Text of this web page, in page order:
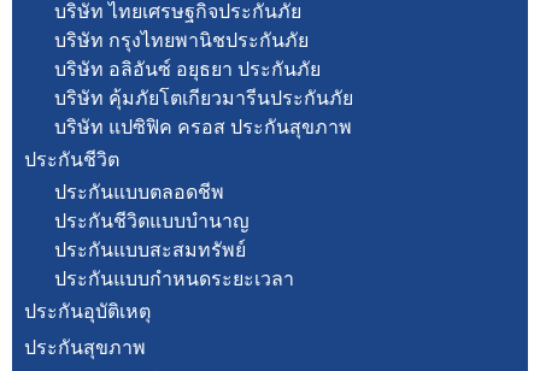
บริษัท ไทยเศรษฐกิจประกันภัย
บริษัท กรุงไทยพานิชประกันภัย
บริษัท อลิอันซ์ อยุธยา ประกันภัย
บริษัท คุ้มภัยโตเกียวมารีนประกันภัย
บริษัท แปซิฟิค ครอส ประกันสุขภาพ
ประกันชีวิต
ประกันแบบตลอดชีพ
ประกันชีวิตแบบบำนาญ
ประกันแบบสะสมทรัพย์
ประกันแบบกำหนดระยะเวลา
ประกันอุบัติเหตุ
ประกันสุขภาพ